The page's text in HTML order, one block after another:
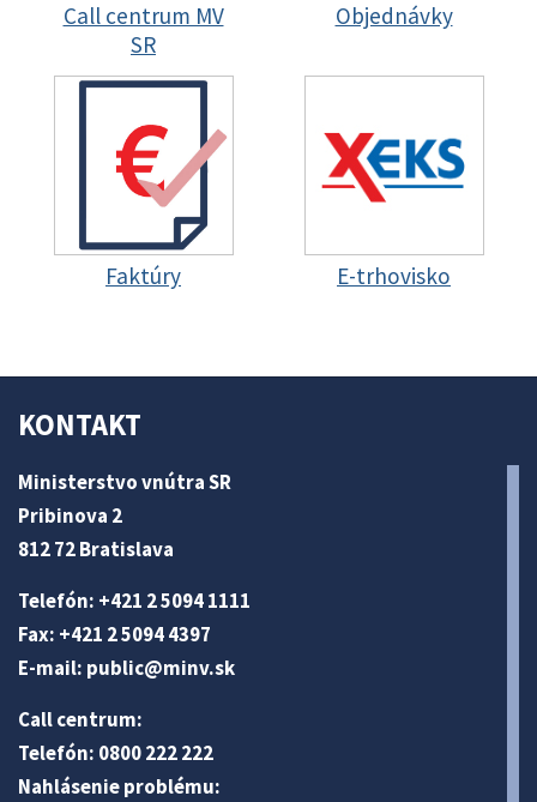
Call centrum MV
SR
Objednávky
Faktúry E-trhovisko
KONTAKT
Ministerstvo vnútra SR
Pribinova 2
812 72 Bratislava
Telefón: +421 2 5094 1111
Fax: +421 2 5094 4397
E-mail: public@minv.sk
Call centrum:
Telefón: 0800 222 222
Nahlásenie problému: